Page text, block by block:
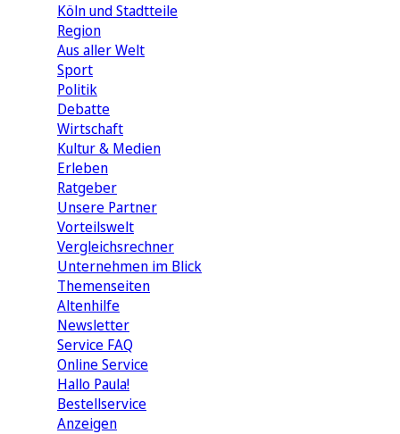
Köln und Stadtteile
Region
Aus aller Welt
Sport
Politik
Debatte
Wirtschaft
Kultur & Medien
Erleben
Ratgeber
Unsere Partner
Vorteilswelt
Vergleichsrechner
Unternehmen im Blick
Themenseiten
Altenhilfe
Newsletter
Service FAQ
Online Service
Hallo Paula!
Bestellservice
Anzeigen